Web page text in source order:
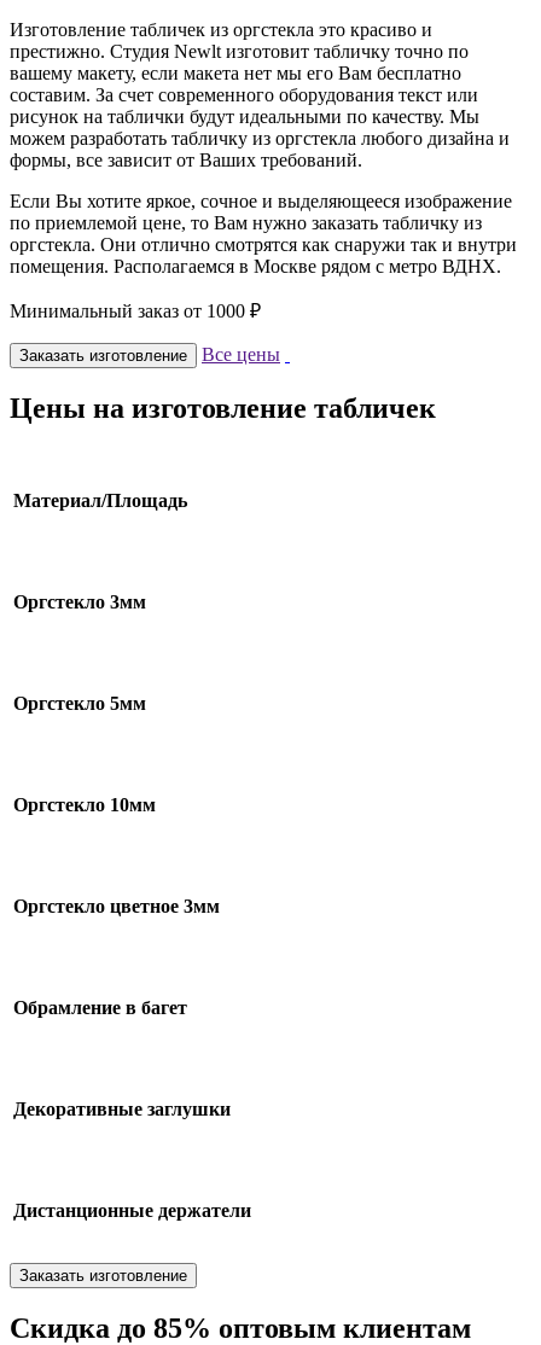
Изготовление табличек из оргстекла это красиво и
престижно. Студия Newlt изготовит табличку точно по
вашему макету, если макета нет мы его Вам бесплатно
составим. За счет современного оборудования текст или
рисунок на таблички будут идеальными по качеству. Мы
можем разработать табличку из оргстекла любого дизайна и
формы, все зависит от Ваших требований.
Если Вы хотите яркое, сочное и выделяющееся изображение
по приемлемой цене, то Вам нужно заказать табличку из
оргстекла. Они отлично смотрятся как снаружи так и внутри
помещения. Располагаемся в Москве рядом с метро ВДНХ.
Минимальный заказ от 1000 ₽
Заказать изготовление Все цены
Цены на изготовление табличек
Материал/Площадь
Оргстекло 3мм
Оргстекло 5мм
Оргстекло 10мм
Оргстекло цветное 3мм
Обрамление в багет
Декоративные заглушки
Дистанционные держатели
Заказать изготовление
Скидка до 85% оптовым клиентам